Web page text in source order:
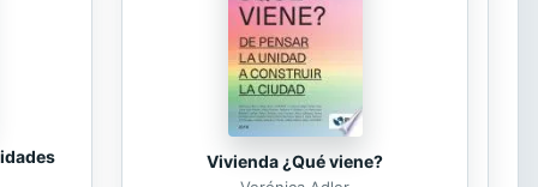
Vivienda ¿Qué viene?